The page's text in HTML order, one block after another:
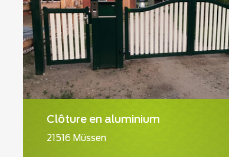
Clôture en aluminium
21516 Müssen